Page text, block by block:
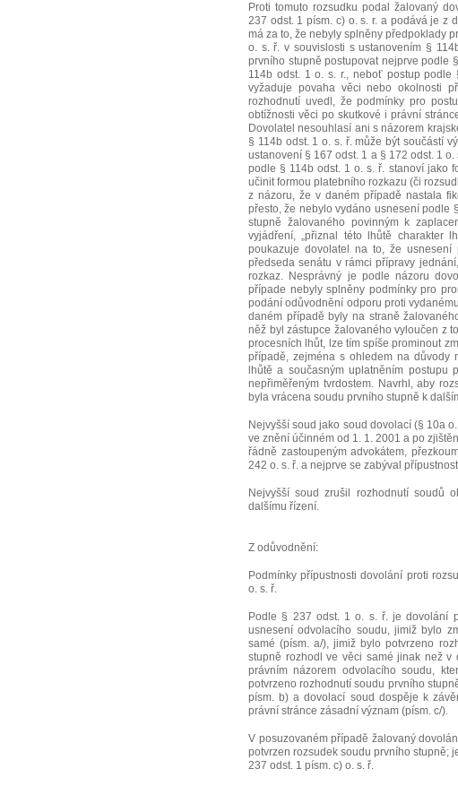
Proti tomuto rozsudku podal žalovaný
237 odst. 1 písm. c) o. s. r. a podává je z
má za to, že nebyly splněny předpoklady
o. s. ř. v souvislosti s ustanovením §
prvního stupně postupovat nejprve podle
114b odst. 1 o. s. r., neboť postup
vyžaduje povaha věci nebo okolnosti
rozhodnutí uvedl, že podmínky pro
obtížnosti věci po skutkové i právní
Dovolatel nesouhlasí ani s názorem
§ 114b odst. 1 o. s. ř. může být součástí
ustanovení § 167 odst. 1 a § 172 odst. 1
podle § 114b odst. 1 o. s. ř. stanoví jako
učinit formou platebního rozkazu (či
z názoru, že v daném případě nastala
přesto, že nebylo vydáno usnesení podle
stupně žalovaného povinným k
vyjádření, „přiznal této lhůtě charakter
poukazuje dovolatel na to, že
předseda senátu v rámci přípravy
rozkaz. Nesprávný je podle názoru
případe nebyly splněny podmínky pro
podání odůvodnění odporu proti
daném případě byly na straně
něž byl zástupce žalovaného vyloučen z
procesních lhůt, lze tím spíše prominout
případě, zejména s ohledem na důvody
lhůtě a současným uplatněním
nepřiměřeným tvrdostem. Navrhl, aby
byla vrácena soudu prvního stupně k
Nejvyšší soud jako soud dovolací (§ 10a
ve znění účinném od 1. 1. 2001 a po
řádně zastoupeným advokátem,
242 o. s. ř. a nejprve se zabýval
Nejvyšší soud zrušil rozhodnutí soudů
dalšímu řízení.
Z odůvodnění:
Podmínky přípustnosti dovolání proti
o. s. ř.
Podle § 237 odst. 1 o. s. ř. je dovolání
usnesení odvolacího soudu, jimiž bylo
samé (písm. a/), jimiž bylo potvrzeno
stupně rozhodl ve věci samé jinak než v
právním názorem odvolacího soudu,
potvrzeno rozhodnutí soudu prvního
písm. b) a dovolací soud dospěje k
právní stránce zásadní význam (písm. c/).
V posuzovaném případě žalovaný
potvrzen rozsudek soudu prvního stupně;
237 odst. 1 písm. c) o. s. ř.